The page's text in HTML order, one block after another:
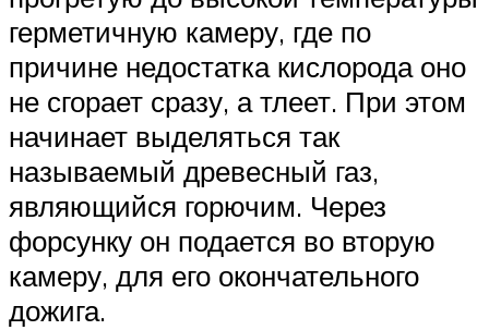
герметичную камеру, где по
причине недостатка кислорода оно
не сгорает сразу, а тлеет. При этом
начинает выделяться так
называемый древесный газ,
являющийся горючим. Через
форсунку он подается во вторую
камеру, для его окончательного
дожига.